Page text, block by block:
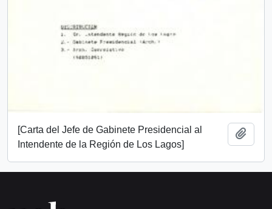
[Carta del Jefe de Gabinete Presidencial al
Intendente de la Región de Los Lagos]